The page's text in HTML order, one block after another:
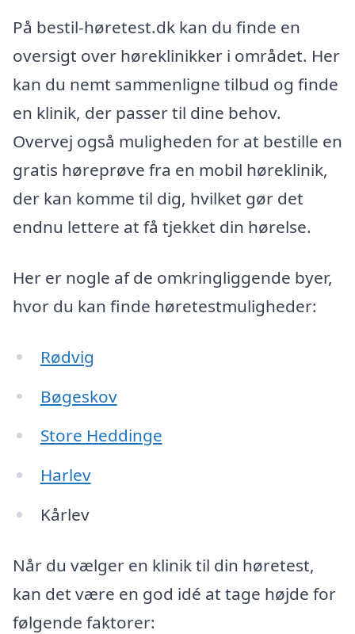
På bestil-høretest.dk kan du finde en
oversigt over høreklinikker i området. Her
kan du nemt sammenligne tilbud og finde
en klinik, der passer til dine behov.
Overvej også muligheden for at bestille en
gratis høreprøve fra en mobil høreklinik,
der kan komme til dig, hvilket gør det
endnu lettere at få tjekket din hørelse.
Her er nogle af de omkringliggende byer,
hvor du kan finde høretestmuligheder:
Rødvig
Bøgeskov
Store Heddinge
Harlev
Kårlev
Når du vælger en klinik til din høretest,
kan det være en god idé at tage højde for
følgende faktorer: